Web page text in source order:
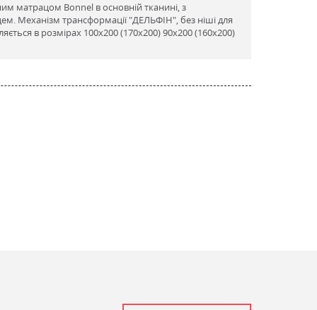
матрацом Bonnel в основній тканині, з
Механізм трансформації "ДЕЛЬФІН", без ніші для
в розмірах 100х200 (170х200) 90х200 (160х200)